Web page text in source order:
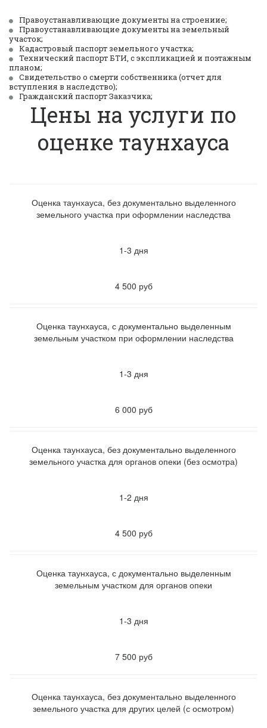
Правоустанавливающие документы на строениие;
Правоустанавливающие документы на земельный
участок;
Кадастровый паспорт земельного участка;
Технический паспорт БТИ, с экспликацией и поэтажным
планом;
Свидетельство о смерти собственника (отчет для
вступления в наследство);
Гражданский паспорт Заказчика;
Цены на услуги по
оценке таунхауса
Оценка таунхауса, без документально выделенного
земельного участка при оформлении наследства
1-3 дня
4 500 руб
Оценка таунхауса, с документально выделенным
земельным участком при оформлении наследства
1-3 дня
6 000 руб
Оценка таунхауса, без документально выделенного
земельного участка для органов опеки (без осмотра)
1-2 дня
4 500 руб
Оценка таунхауса, с документально выделенным
земельным участком для органов опеки
1-3 дня
7 500 руб
Оценка таунхауса, без документально выделенного
земельного участка для других целей (с осмотром)